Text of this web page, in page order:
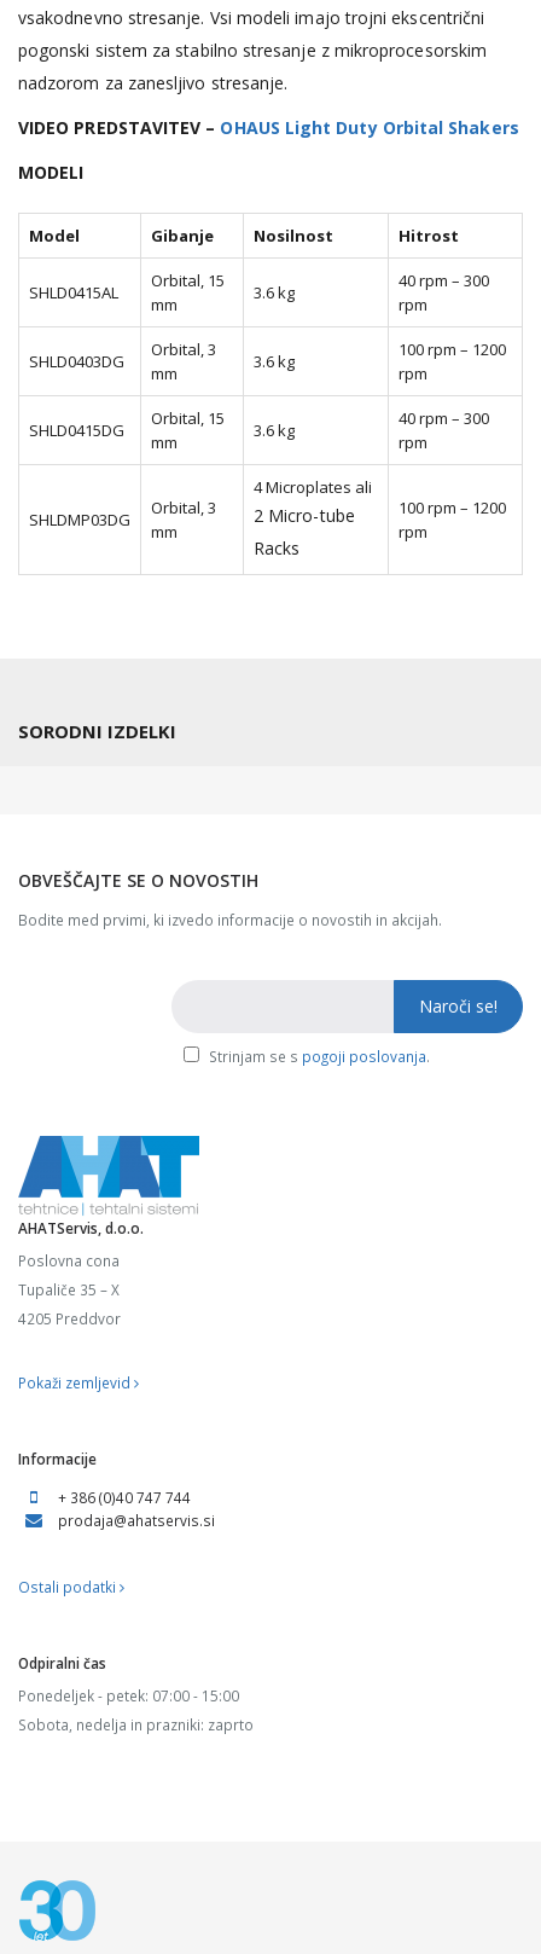
vsakodnevno stresanje. Vsi modeli imajo trojni ekscentrični
pogonski sistem za stabilno stresanje z mikroprocesorskim
nadzorom za zanesljivo stresanje.
VIDEO PREDSTAVITEV – OHAUS Light Duty Orbital Shakers
MODELI
Model Gibanje Nosilnost Hitrost
SHLD0415AL
Orbital, 15
mm
3.6 kg
40 rpm – 300
rpm
SHLD0403DG
Orbital, 3
mm
3.6 kg
100 rpm – 1200
rpm
SHLD0415DG
Orbital, 15
mm
3.6 kg
40 rpm – 300
rpm
SHLDMP03DG
Orbital, 3
mm
4 Microplates ali
2 Micro-tube
Racks
100 rpm – 1200
rpm
SORODNI IZDELKI
OBVEŠČAJTE SE O NOVOSTIH
Bodite med prvimi, ki izvedo informacije o novostih in akcijah.
Strinjam se s pogoji poslovanja.
AHATServis, d.o.o.
Poslovna cona
Tupaliče 35 – X
4205 Preddvor
Pokaži zemljevid
Informacije
+ 386 (0)40 747 744
prodaja@ahatservis.si
Ostali podatki
Odpiralni čas
Ponedeljek - petek: 07:00 - 15:00
Sobota, nedelja in prazniki: zaprto